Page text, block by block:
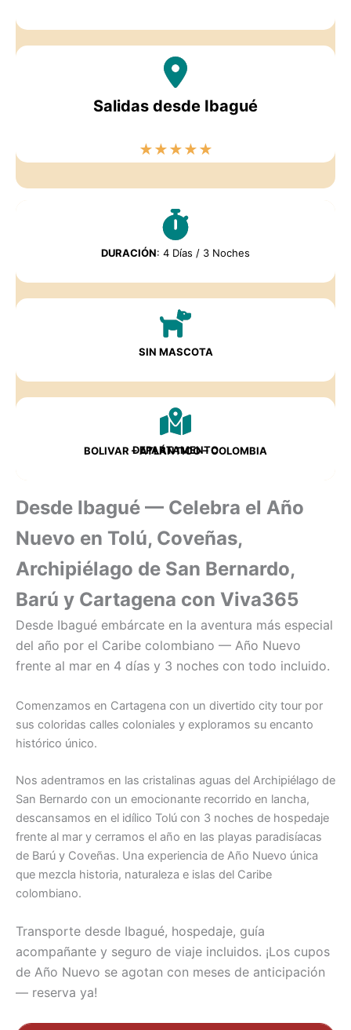
Salidas desde Ibagué
★★★★★
DURACIÓN: 4 Días / 3 Noches
SIN MASCOTA
DEPARTAMENTO
BOLIVAR – ATLÁNTICO – COLOMBIA
Desde Ibagué — Celebra el Año
Nuevo en Tolú, Coveñas,
Archipiélago de San Bernardo,
Barú y Cartagena con Viva365
Desde Ibagué embárcate en la aventura más especial
del año por el Caribe colombiano — Año Nuevo
frente al mar en 4 días y 3 noches con todo incluido.
Comenzamos en Cartagena con un divertido city tour por
sus coloridas calles coloniales y exploramos su encanto
histórico único.
Nos adentramos en las cristalinas aguas del Archipiélago de
San Bernardo con un emocionante recorrido en lancha,
descansamos en el idílico Tolú con 3 noches de hospedaje
frente al mar y cerramos el año en las playas paradisíacas
de Barú y Coveñas. Una experiencia de Año Nuevo única
que mezcla historia, naturaleza e islas del Caribe
colombiano.
Transporte desde Ibagué, hospedaje, guía
acompañante y seguro de viaje incluidos. ¡Los cupos
de Año Nuevo se agotan con meses de anticipación
— reserva ya!